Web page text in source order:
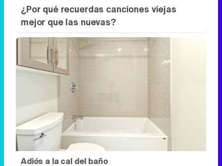
¿Por qué recuerdas canciones viejas
mejor que las nuevas?
Adiós a la cal del baño